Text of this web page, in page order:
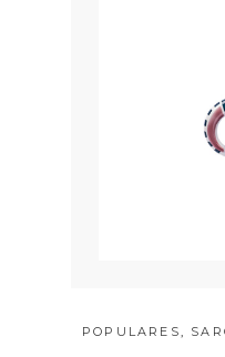
POPULARES,